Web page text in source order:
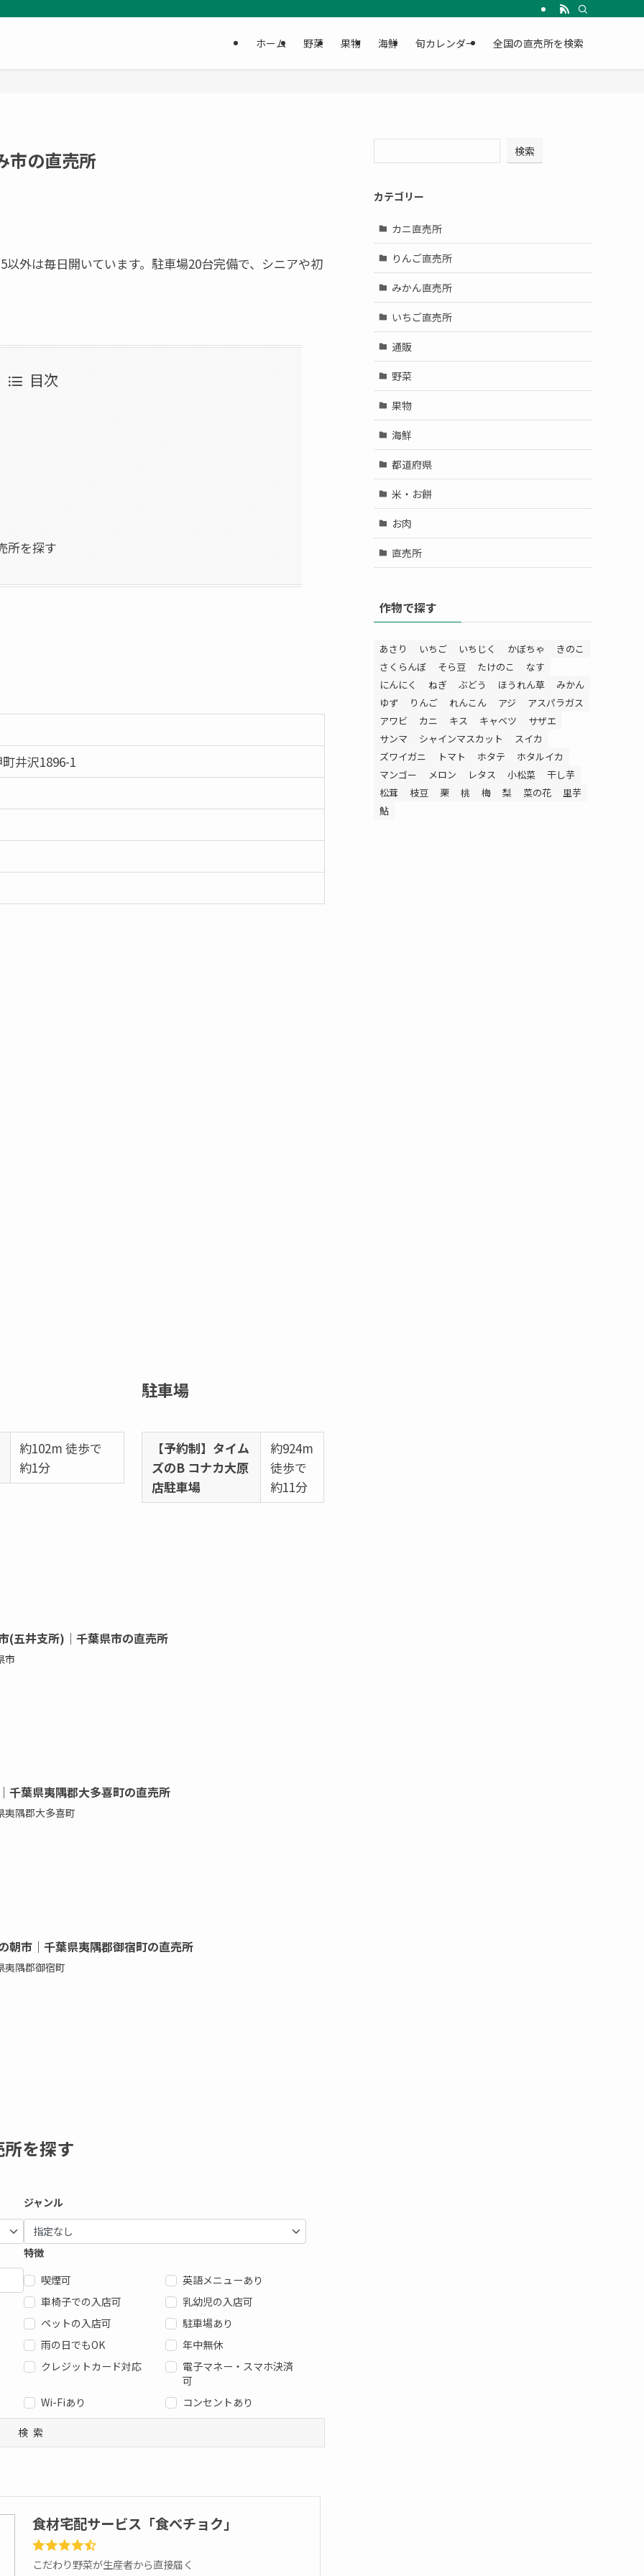
ホーム 野菜 果物 海鮮 旬カレンダー 全国の直売所を検索
市の直売所
外は毎日開いています。駐車場20台完備で、シニアや初
目次
所を探す
井沢1896-1
約102m 徒歩で
約1分
駐車場
【予約制】タイム
ズのB コナカ大原
店駐車場
約924m
徒歩で
約11分
(五井支所)｜千葉県市の直売所
市
千葉県夷隅郡大多喜町の直売所
夷隅郡大多喜町
朝市｜千葉県夷隅郡御宿町の直売所
夷隅郡御宿町
を探す
ジャンル
特徴
喫煙可
英語メニューあり
車椅子での入店可
乳幼児の入店可
ペットの入店可
駐車場あり
雨の日でもOK
年中無休
クレジットカード対応
電子マネー・スマホ決済
可
Wi-Fiあり
コンセントあり
検索
食材宅配サービス「食べチョク」
こだわり野菜が生産者から直接届く
検索
カテゴリー
カニ直売所
りんご直売所
みかん直売所
いちご直売所
通販
野菜
果物
海鮮
都道府県
米・お餅
お肉
直売所
作物で探す
あさり いちご いちじく かぼちゃ
きのこ
さくらんぼ
そら豆 たけのこ
なす
にんにく
ねぎ ぶどう ほうれん草
みかん
ゆず
りんご れんこん アジ
アスパラガス
アワビ
カニ キス キャベツ
サザエ
サンマ
シャインマスカット
スイカ
ズワイガニ
トマト ホタテ
ホタルイカ
マンゴー
メロン レタス 小松菜
干し芋
松茸
枝豆 栗 桃 梅 梨 菜の花
里芋
鮎